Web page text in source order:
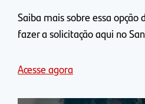
Saiba mais sobre essa opção
fazer a solicitação aqui no
Acesse agora